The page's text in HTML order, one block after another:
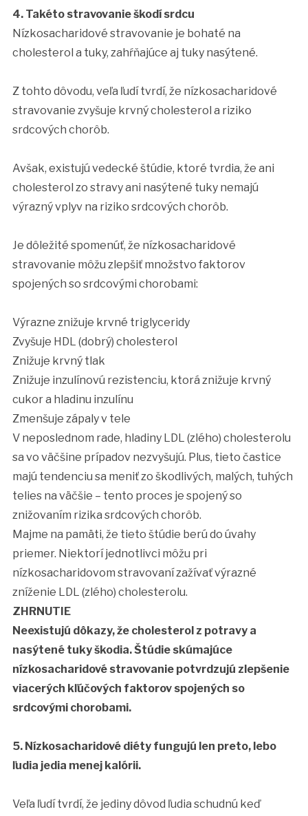
4. Takéto stravovanie škodí srdcu
Nízkosacharidové stravovanie je bohaté na
cholesterol a tuky, zahŕňajúce aj tuky nasýtené.
Z tohto dôvodu, veľa ľudí tvrdí, že nízkosacharidové
stravovanie zvyšuje krvný cholesterol a riziko
srdcových chorôb.
Avšak, existujú vedecké štúdie, ktoré tvrdia, že ani
cholesterol zo stravy ani nasýtené tuky nemajú
výrazný vplyv na riziko srdcových chorôb.
Je dôležité spomenúť, že nízkosacharidové
stravovanie môžu zlepšiť množstvo faktorov
spojených so srdcovými chorobami:
Výrazne znižuje krvné triglyceridy
Zvyšuje HDL (dobrý) cholesterol
Znižuje krvný tlak
Znižuje inzulínovú rezistenciu, ktorá znižuje krvný
cukor a hladinu inzulínu
Zmenšuje zápaly v tele
V neposlednom rade, hladiny LDL (zlého) cholesterolu
sa vo väčšine prípadov nezvyšujú. Plus, tieto častice
majú tendenciu sa meniť zo škodlivých, malých, tuhých
telies na väčšie – tento proces je spojený so
znižovaním rizika srdcových chorôb.
Majme na pamäti, že tieto štúdie berú do úvahy
priemer. Niektorí jednotlivci môžu pri
nízkosacharidovom stravovaní zažívať výrazné
zníženie LDL (zlého) cholesterolu.
ZHRNUTIE
Neexistujú dôkazy, že cholesterol z potravy a
nasýtené tuky škodia. Štúdie skúmajúce
nízkosacharidové stravovanie potvrdzujú zlepšenie
viacerých kľúčových faktorov spojených so
srdcovými chorobami.
5. Nízkosacharidové diéty fungujú len preto, lebo
ľudia jedia menej kalórii.
Veľa ľudí tvrdí, že jediny dôvod ľudia schudnú keď